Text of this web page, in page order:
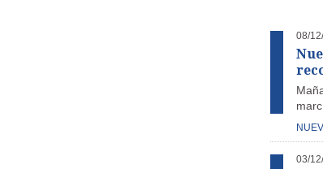
08/
03/